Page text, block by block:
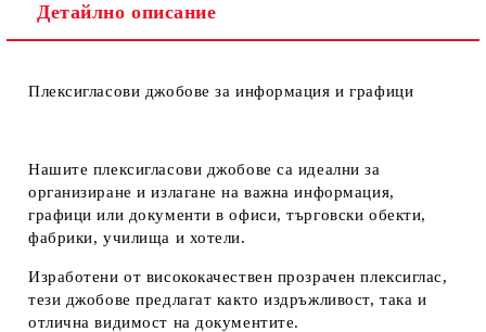
Ние ще се свържем с вас в рамките на работния ден.
Детайлно описание
Плексигласови джобове за информация и графици
Нашите плексигласови джобове са идеални за
организиране и излагане на важна информация,
графици или документи в офиси, търговски обекти,
фабрики, училища и хотели.
Изработени от висококачествен прозрачен плексиглас,
тези джобове предлагат както издръжливост, така и
отлична видимост на документите.